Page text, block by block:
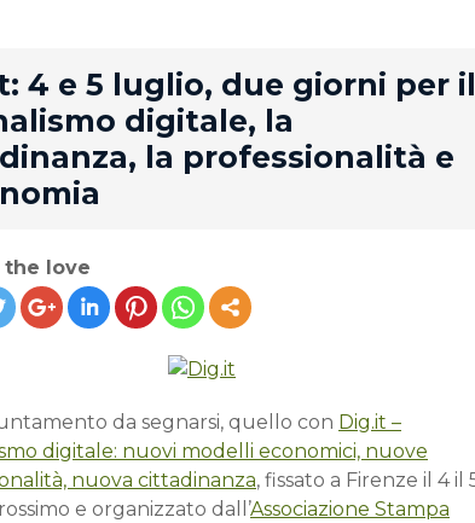
4 e 5 luglio, due giorni per il
digitale, la
la professionalità e
the love
da segnarsi, quello con Dig.it –
digitale: nuovi modelli economici, nuove
nuova cittadinanza, fissato a Firenze il 4 il
e organizzato dall’Associazione Stampa